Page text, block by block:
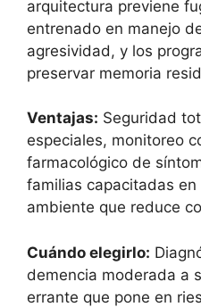
arquitectura previene
entrenado en manejo
agresividad, y los
preservar memoria
Ventajas: Seguridad
especiales, monitoreo
farmacológico de
familias capacitadas
ambiente que reduce
Cuándo elegirlo:
demencia moderada a
errante que pone en